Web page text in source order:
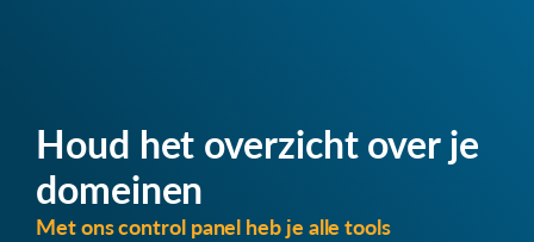
Houd het overzicht over je
domeinen
Met ons control panel heb je alle tools